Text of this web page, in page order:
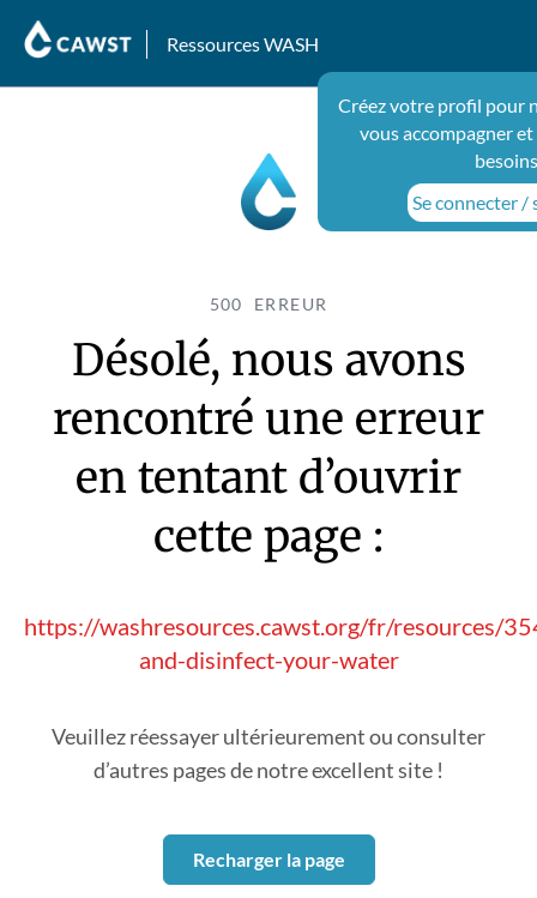
Ressources WASH
Créez votre profil pour
vous accompagner
Se connecter /
500 ERREUR
Désolé, nous avons
rencontré une erreur
en tentant d’ouvrir
cette page :
https://washresources.cawst.org/fr/resources/
and-disinfect-your-water
Veuillez réessayer ultérieurement ou consulter
d’autres pages de notre excellent site !
Recharger la page